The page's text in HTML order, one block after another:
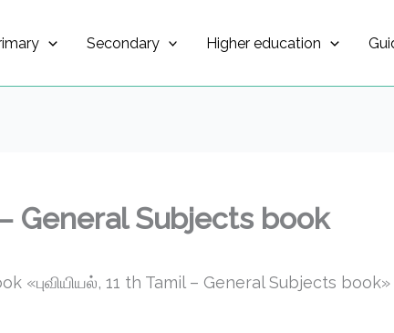
Secondary Higher education
– General Subjects book
«புவியியல், 11 th Tamil – General Subjects